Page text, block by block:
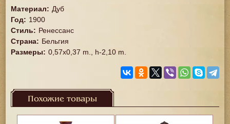
Материал: Дуб
Год: 1900
Стиль: Ренессанс
Страна: Бельгия
Размеры: 0,57x0,37 m., h-2,10 m.
Похожие товары